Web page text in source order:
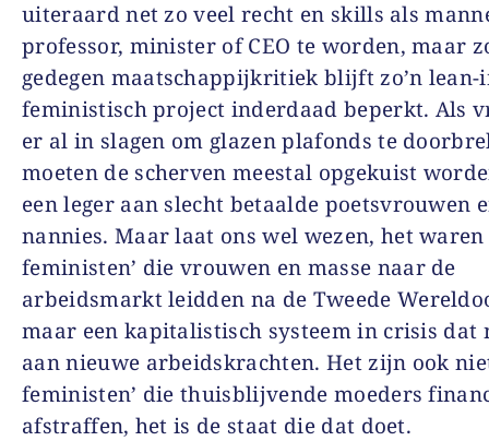
uiteraard net zo veel recht en skills als
professor, minister of CEO te worden, maar
gedegen maatschappijkritiek blijft zo’n lean-
feministisch project inderdaad beperkt. Als
er al in slagen om glazen plafonds te
moeten de scherven meestal opgekuist
een leger aan slecht betaalde poetsvrouwen
nannies. Maar laat ons wel wezen, het waren
feministen’ die vrouwen en masse naar de
arbeidsmarkt leidden na de Tweede
maar een kapitalistisch systeem in crisis dat
aan nieuwe arbeidskrachten. Het zijn ook
feministen’ die thuisblijvende moeders
afstraffen, het is de staat die dat doet.